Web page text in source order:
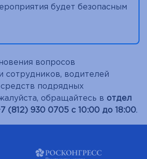
будет безопасным
вопросов
сотрудников, водителей
подрядных
обращайтесь в отдел
(812) 930 0705 с 10:00 до 18:00.